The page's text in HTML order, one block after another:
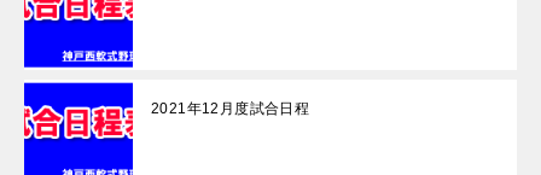
2021年12月度試合日程